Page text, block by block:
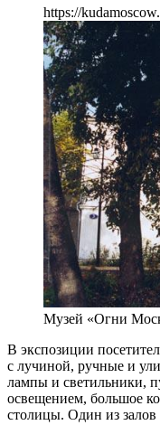
https://
Музей «Огни
В экспозиции
с лучиной, ручные и
лампы и светильники,
освещением, большое
столицы. Один из залов